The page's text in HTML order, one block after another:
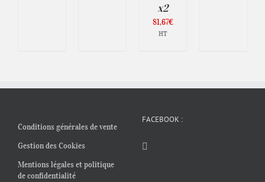
x2
81,67€
HT
Conditions générales de vente
Gestion des Cookies
Mentions légales et politique
de confidentialité
FACEBOOK :